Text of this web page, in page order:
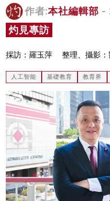
關於我們
作者:本社編輯部 -
灼見專訪
採訪：羅玉萍 整理、攝影：
人工智能 基礎教育 教育界